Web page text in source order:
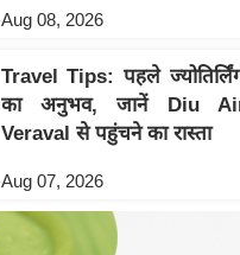
Aug 08, 2026
Travel Tips: पहले
का अनुभव, जानें Diu
Veraval से पहुंचने का रास्ता
Aug 07, 2026